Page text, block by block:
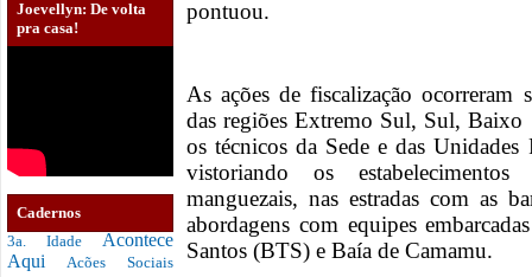
Joevellyn: De volta
pra casa!
Cadernos
3a. Idade Acontece
Aqui Acões Sociais
pontuou.
As ações de fiscalização ocorreram
das regiões Extremo Sul, Sul,
os técnicos da Sede e das
vistoriando os
manguezais, nas estradas com as
abordagens com equipes
Santos (BTS) e Baía de Camamu.